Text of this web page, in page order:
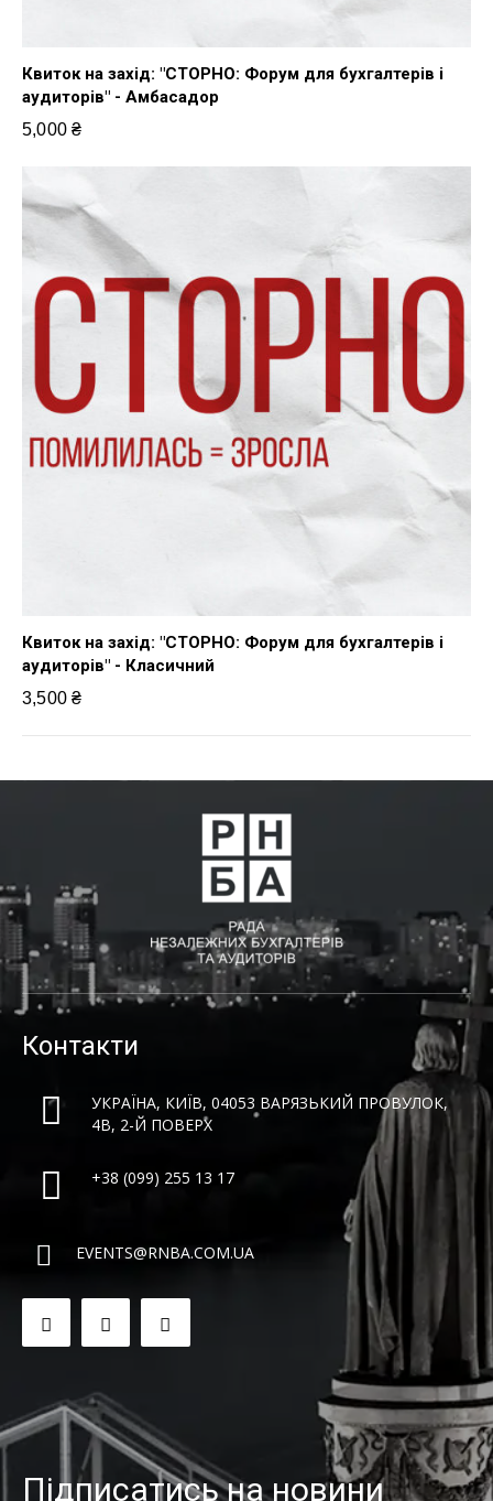
Квиток на захід: "СТОРНО: Форум для бухгалтерів і
аудиторів" - Амбасадор
5,000₴
Квиток на захід: "СТОРНО: Форум для бухгалтерів і
аудиторів" - Класичний
3,500₴
Контакти
УКРАЇНА, КИЇВ, 04053 ВАРЯЗЬКИЙ ПРОВУЛОК,
4B, 2-Й ПОВЕРХ
+38 (099) 255 13 17
EVENTS@RNBA.COM.UA
Підписатись на новини